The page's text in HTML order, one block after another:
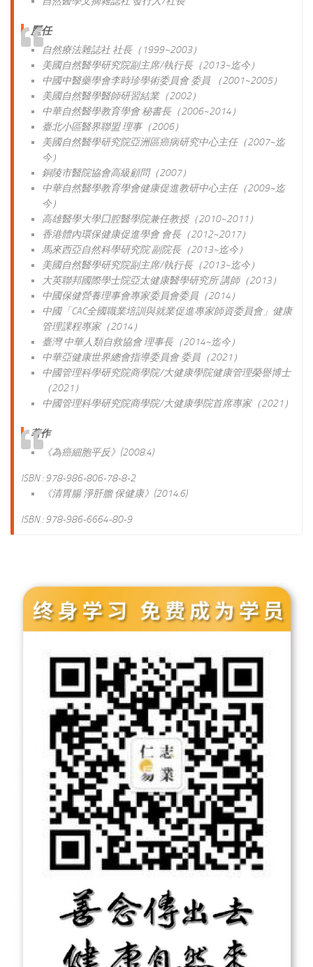
歷任
自然療法雜誌社 社長（1999~2003）
美國自然醫學研究院副主席/執行長（2013~迄今）
中國中醫藥學會李時珍學術委員會 委員 （2001~2005）
美國自然醫學醫師研習結業（2002）
中華自然醫學教育學會 秘書長（2006~2014）
臺北小區醫界聯盟 理事（2006）
美國自然醫學研究院亞洲區癌病研究中心主任（2007~迄
今）
銅陵市醫院協會高級顧問（2007）
中華自然醫學教育學會健康促進教研中心主任（2009~迄
今）
高雄醫學大學囗腔醫學院兼任教授（2010~2011）
香港體內環保健康促進學會 會長（2012~2017）
馬來西亞自然科學研究院 副院長（2013~迄今）
美國自然醫學研究院副主席/執行長（2013~迄今）
大英聯邦國際學士院亞太健康醫學研究所 講師（2013）
中國保健營養理事會專家委員會委員（2014）
中國「CAC全國職業培訓與就業促進專家師資委員會」健康
管理課程專家（2014）
臺灣 中華人類自救協會 理事長（2014~迄今）
中華亞健康世界總會指導委員會 委員（2021）
中國管理科學研究院商學院/大健康學院健康管理榮譽博士
（2021）
中國管理科學研究院商學院/大健康學院首席專家（2021）
著作
《為癌細胞平反》(2008.4)
ISBN : 978-986-806-78-8-2
《清胃腸 淨肝膽 保健康》(2014.6)
ISBN : 978-986-6664-80-9